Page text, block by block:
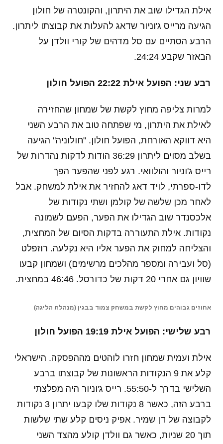
אילת הגדילו שוב את היתרון, והקונטרה של חולון
הגיעה מרייס ג'וניור שדאג להעלות את קבוצתו ליתרון.
הרבע הסתיים עם סל מדהים של קורי וולדן על
הבאזר שקבע 24:24.
רבע שני: הפועל אילת 22:22 הפועל חולון
למרות צליפה מחוץ לקשת של שמחון שהחזירה
לאילת את היתרון, מי שפתחה טוב את הרבע השני
היא דווקא האורחת, הפועל חולון. "חולוניה" הגיעה
בשלב מסוים ליתרון 36:29 הודות לדקות נהדרות של
רייס ג'וניור והולוואי. רגע לפני שהפער הפך
לדו-ספרתי, לויד דאג להחזיר את אילת למשחק. אבל
לאחר מכן שלשה של קולמן ושתי נקודות של
אלכסנדר שוב הגדילו את הפער, הפעם לשמונה
נקודות. אילת התעוררה בדקות הסיום של המחצית,
והצליחה למחוק את הפער אליו היא נקלעה. רוזפלט
(סל ועבירה ומספר מהלכים מרשימים) ושמחון קבעו
שוויון גם אחרי 20 דקות של כדורסל. 46:46 במחצית.
אחוזים גבוהים מחוץ לקשת במשחק צמוד בבגין (מנהלת הליגה)
רבע שלישי: הפועל אילת 19:19 הפועל חולון
אילת ועמית שמחון חזרו לוהטים מההפסקה. הישראלי
קלע את 9 הנקודות הראשונות של קבוצתו ברבע
השלישי בדרך ל-55:50. רייס ג'וניור היה מפלצתי
ברבע הזה, כאשר 8 נקודות שלו קבעו יתרון 3 נקודות
לקבוצה של דן שמיר. אפיק ניסים קלע שתי שלשות
תוך 20 שניות, כאשר גם וולדן קולע מהצד השני